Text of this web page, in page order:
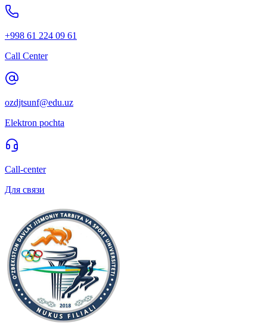
+998 61 224 09 61
Call Center
ozdjtsunf@edu.uz
Elektron pochta
Call-center
Для связи